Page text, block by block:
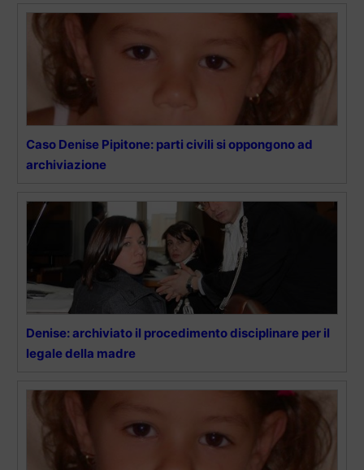
Caso Denise Pipitone: parti civili si oppongono ad
archiviazione
Denise: archiviato il procedimento disciplinare per il
legale della madre